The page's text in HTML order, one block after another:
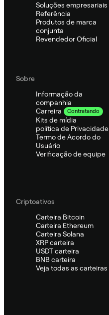
Soluções empresariais
Referência
Produtos de marca
conjunta
Revendedor Oficial
Sobre
Informação da
companhia
Carreira
Contratando
Kits de mídia
política de Privacidade
Termo de Acordo do
Usuário
Verificação de equipe
Criptoativos
Carteira Bitcoin
Carteira Ethereum
Carteira Solana
XRP carteira
USDT carteira
BNB carteira
Veja todas as carteiras